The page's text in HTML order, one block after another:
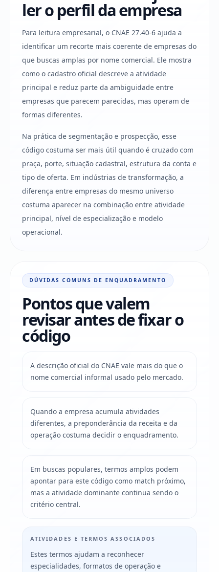
ler o perfil da empresa
Para leitura empresarial, o CNAE 27.40-6 ajuda a
identificar um recorte mais coerente de empresas do
que buscas amplas por nome comercial. Ele mostra
como o cadastro oficial descreve a atividade
principal e reduz parte da ambiguidade entre
empresas que parecem parecidas, mas operam de
formas diferentes.
Na prática de segmentação e prospecção, esse
código costuma ser mais útil quando é cruzado com
praça, porte, situação cadastral, estrutura da conta e
tipo de oferta. Em indústrias de transformação, a
diferença entre empresas do mesmo universo
costuma aparecer na combinação entre atividade
principal, nível de especialização e modelo
operacional.
DÚVIDAS COMUNS DE ENQUADRAMENTO
Pontos que valem
revisar antes de fixar o
código
A descrição oficial do CNAE vale mais do que o
nome comercial informal usado pelo mercado.
Quando a empresa acumula atividades
diferentes, a preponderância da receita e da
operação costuma decidir o enquadramento.
Em buscas populares, termos amplos podem
apontar para este código como match próximo,
mas a atividade dominante continua sendo o
critério central.
ATIVIDADES E TERMOS ASSOCIADOS
Estes termos ajudam a reconhecer
especialidades, formatos de operação e